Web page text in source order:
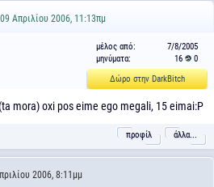
Απριλίου 2006, 11:13πμ
μέλος από:
7/8/2005
μηνύματα:
16
0
Δώρο στην DarkBitch
mora) oxi pos eime ego megali, 15 eimai:P
προφίλ άλλα...
2006, 8:11μμ